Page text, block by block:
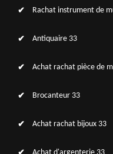
Rachat instrument de
Antiquaire 33
Achat rachat pièce de
Brocanteur 33
Achat rachat bijoux 33